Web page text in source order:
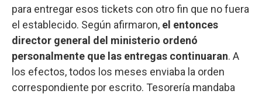
para entregar esos tickets con otro fin que no fuera
el establecido. Según afirmaron, el entonces
director general del ministerio ordenó
personalmente que las entregas continuaran. A
los efectos, todos los meses enviaba la orden
correspondiente por escrito. Tesorería mandaba